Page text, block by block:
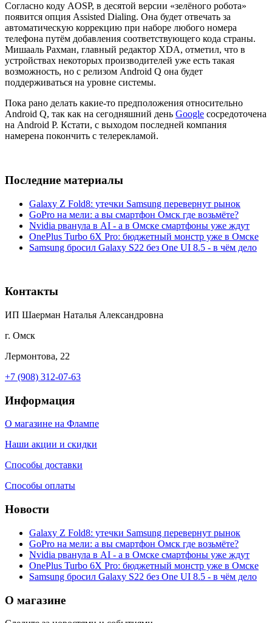
Согласно коду AOSP, в десятой версии «зелёного робота»
появится опция Assisted Dialing. Она будет отвечать за
автоматическую коррекцию при наборе любого номера
телефона путём добавления соответствующего кода страны.
Мишааль Рахман, главный редактор XDA, отметил, что в
устройствах некоторых производителей уже есть такая
возможность, но с релизом Android Q она будет
поддерживаться на уровне системы.
Пока рано делать какие-то предположения относительно
Android Q, так как на сегодняшний день Google сосредоточена
на Android P. Кстати, с выходом последней компания
намерена покончить с телерекламой.
Последние материалы
Galaxy Z Fold8: утечки Samsung перевернут рынок
GoPro на мели: а вы смартфон Омск где возьмёте?
Nvidia рванула в AI - а в Омске смартфоны уже ждут
OnePlus Turbo 6X Pro: бюджетный монстр уже в Омске
Samsung бросил Galaxy S22 без One UI 8.5 - в чём дело
Контакты
ИП Шаерман Наталья Александровна
г. Омск
Лермонтова, 22
+7 (908) 312-07-63
Информация
О магазине на Флампе
Наши акции и скидки
Способы доставки
Способы оплаты
Новости
Galaxy Z Fold8: утечки Samsung перевернут рынок
GoPro на мели: а вы смартфон Омск где возьмёте?
Nvidia рванула в AI - а в Омске смартфоны уже ждут
OnePlus Turbo 6X Pro: бюджетный монстр уже в Омске
Samsung бросил Galaxy S22 без One UI 8.5 - в чём дело
О магазине